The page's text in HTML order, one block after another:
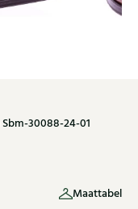
30088-24-01
Maattabel